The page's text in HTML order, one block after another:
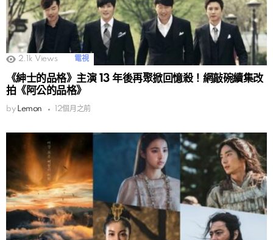
2.1k Views 電視
《紳士的品格》主演 13 年後再聚掀回憶殺！網敲碗續集改
拍《阿公的品格》
by Lemon 12個月之前